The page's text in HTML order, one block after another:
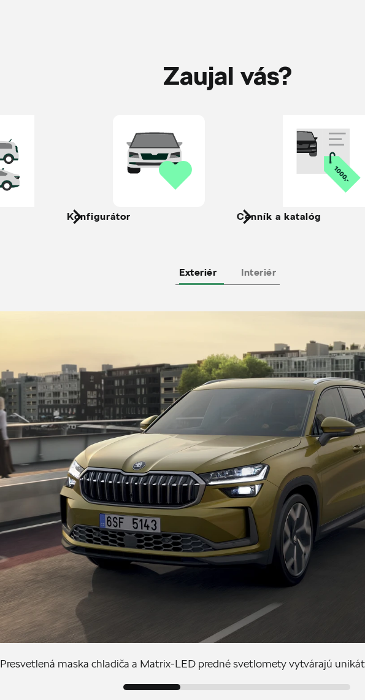
Zaujal vás?
Konfigurátor Cenník a katalóg
Exteriér Interiér
Presvetlená maska chladiča a Matrix-LED predné svetlomety vytvárajú